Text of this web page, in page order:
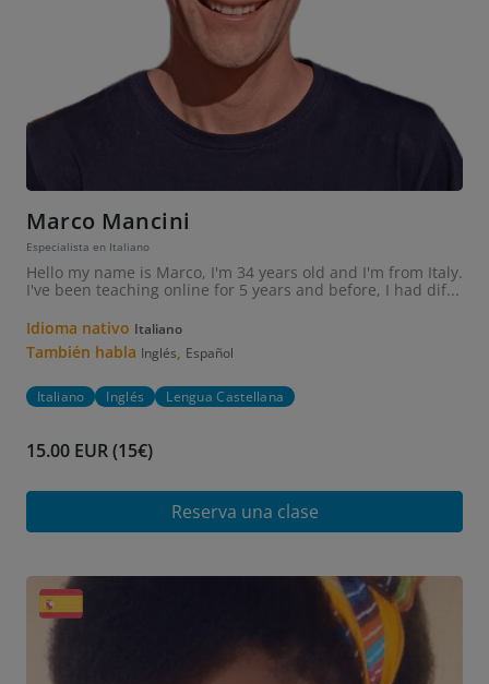
Marco Mancini
Especialista en Italiano
Hello my name is Marco, I'm 34 years old and I'm from Italy.
I've been teaching online for 5 years and before, I had dif...
Idioma nativo Italiano
También habla Inglés, Español
Italiano Inglés Lengua Castellana
15.00 EUR (15€)
Reserva una clase